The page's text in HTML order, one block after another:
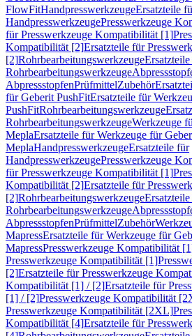
FlowFitHandpresswerkzeugeErsatzteile
HandpresswerkzeugePresswerkzeuge
für Presswerkzeuge Kompatibilität [1]
Kompatibilität [2]Ersatzteile für
[2]Rohrbearbeitungswerkzeuge
Rohrbearbeitungswerkzeuge
AbpressstopfenPrüfmittelZubehör
für Geberit PushFitErsatzteile für
PushFitRohrbearbeitungswerkzeuge
RohrbearbeitungswerkzeugeWerkzeuge
MeplaErsatzteile für Werkzeuge für
MeplaHandpresswerkzeugeErsatzteile für
HandpresswerkzeugePresswerkzeuge
für Presswerkzeuge Kompatibilität [1]
Kompatibilität [2]Ersatzteile für
[2]Rohrbearbeitungswerkzeuge
Rohrbearbeitungswerkzeuge
AbpressstopfenPrüfmittelZubehör
MapressErsatzteile für Werkzeuge für
MapressPresswerkzeuge Kompatibilität
Presswerkzeuge Kompatibilität [1]
[2]Ersatzteile für Presswerkzeuge
Kompatibilität [1] / [2]Ersatzteile für
[1] / [2]Presswerkzeuge Kompatibilität
Presswerkzeuge Kompatibilität [2XL]
Kompatibilität [4]Ersatzteile für